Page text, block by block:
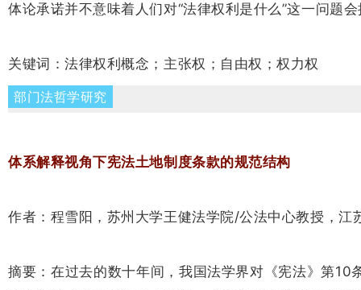
体论承诺并不意味着人们对“法律权利是什么”这一问题
关键词：法律权利概念；主张权；自由权；权力权
部门法哲学研究
体系解释视角下宪法土地制度条款的规范结构
作者：程雪阳，苏州大学王健法学院/公法中心教授，
摘要：在过去的数十年间，我国法学界对《宪法》第